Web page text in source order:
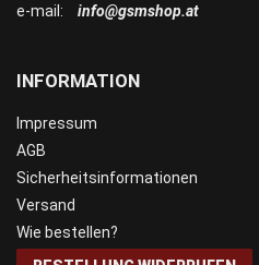
INFORMATION
Impressum
AGB
Sicherheitsinformationen
Versand
Wie bestellen?
e-mail: info@gsmshop.at